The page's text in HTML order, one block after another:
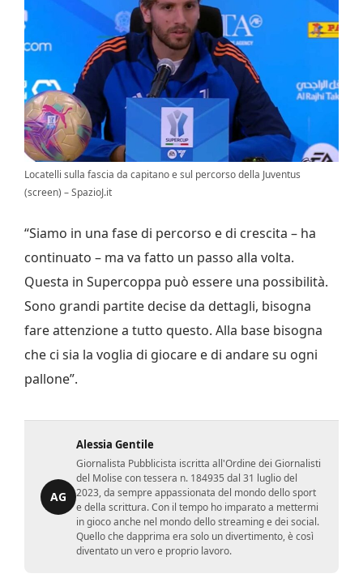
Locatelli sulla fascia da capitano e sul percorso della Juventus
(screen) – SpazioJ.it
“Siamo in una fase di percorso e di crescita – ha
continuato – ma va fatto un passo alla volta.
Questa in Supercoppa può essere una possibilità.
Sono grandi partite decise da dettagli, bisogna
fare attenzione a tutto questo. Alla base bisogna
che ci sia la voglia di giocare e di andare su ogni
pallone”.
AG
Alessia Gentile
Giornalista Pubblicista iscritta all'Ordine dei Giornalisti
del Molise con tessera n. 184935 dal 31 luglio del
2023, da sempre appassionata del mondo dello sport
e della scrittura. Con il tempo ho imparato a mettermi
in gioco anche nel mondo dello streaming e dei social.
Quello che dapprima era solo un divertimento, è così
diventato un vero e proprio lavoro.